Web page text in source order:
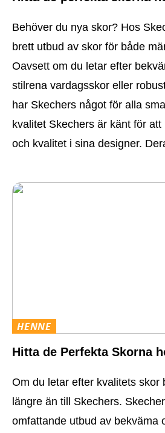
Behöver du nya skor? Hos
brett utbud av skor för både
Oavsett om du letar efter
stilrena vardagsskor eller
har Skechers något för alla
kvalitet Skechers är känt för
och kvalitet i sina designer.
HENNE
Hitta de Perfekta Skorna
Om du letar efter kvalitets skor
längre än till Skechers.
omfattande utbud av bekväma